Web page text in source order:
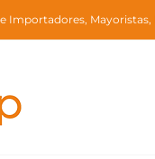
Importadores,